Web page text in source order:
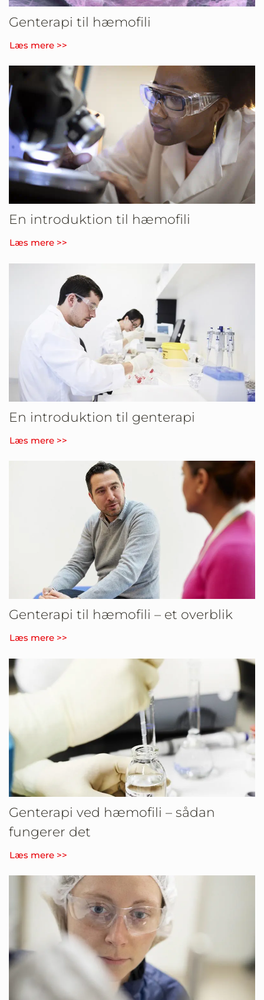
Genterapi til hæmofili
Læs mere >>
En introduktion til hæmofili
Læs mere >>
En introduktion til genterapi
Læs mere >>
Genterapi til hæmofili – et overblik
Læs mere >>
Genterapi ved hæmofili – sådan
fungerer det
Læs mere >>